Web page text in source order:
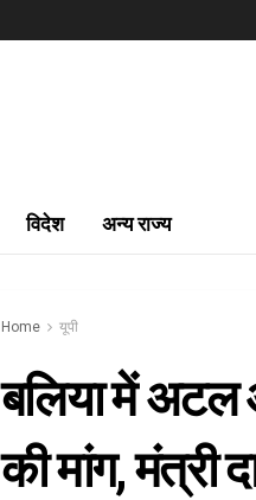
विदेश अन्य राज्य
Home यूपी
बलिया में अटल
की मांग, मंत्री